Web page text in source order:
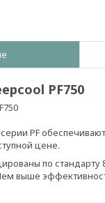
PF750
PF
цене.
по стандарту
выше